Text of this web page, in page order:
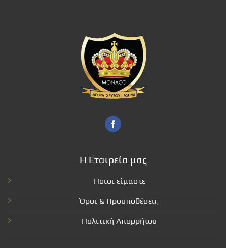
Η Εταιρεία μας
Ποιοι είμαστε
Όροι & Προϋποθέσεις
Πολιτική Απορρήτου